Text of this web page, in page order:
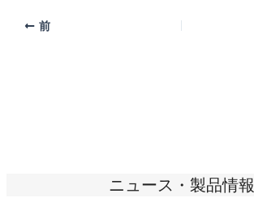
ニュース・製品情報
前